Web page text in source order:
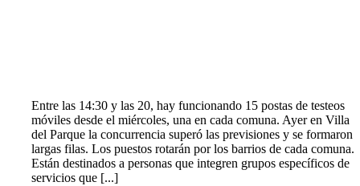
Entre las 14:30 y las 20, hay funcionando 15 postas de testeos
móviles desde el miércoles, una en cada comuna. Ayer en Villa
del Parque la concurrencia superó las previsiones y se formaron
largas filas. Los puestos rotarán por los barrios de cada comuna.
Están destinados a personas que integren grupos específicos de
servicios que [...]